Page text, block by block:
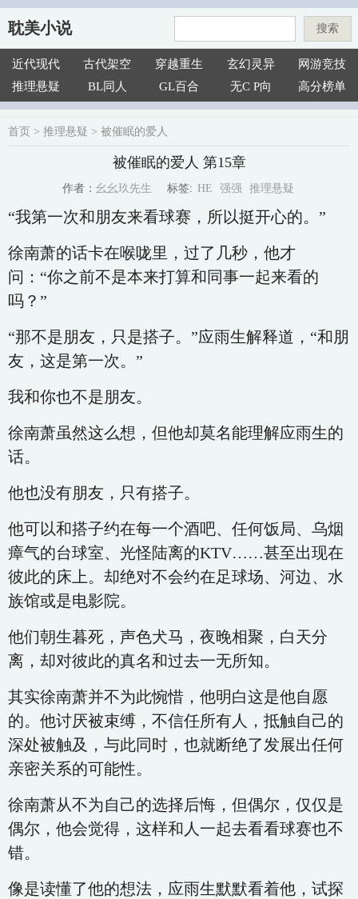
耽美小说 搜索
近代现代 古代架空 穿越重生 玄幻灵异
网游竞技
推理悬疑
BL同人 GL百合 无C P向 高分榜单
首页 > 推理悬疑 > 被催眠的爱人
被催眠的爱人 第15章
作者： 幺幺玖先生 标签: HE 强强 推理悬疑
“我第一次和朋友来看球赛，所以挺开心的。”
徐南萧的话卡在喉咙里，过了几秒，他才
问：“你之前不是本来打算和同事一起来看的
吗？”
“那不是朋友，只是搭子。”应雨生解释道，“和朋
友，这是第一次。”
我和你也不是朋友。
徐南萧虽然这么想，但他却莫名能理解应雨生的
话。
他也没有朋友，只有搭子。
他可以和搭子约在每一个酒吧、任何饭局、乌烟
瘴气的台球室、光怪陆离的KTV……甚至出现在
彼此的床上。却绝对不会约在足球场、河边、水
族馆或是电影院。
他们朝生暮死，声色犬马，夜晚相聚，白天分
离，却对彼此的真名和过去一无所知。
其实徐南萧并不为此惋惜，他明白这是他自愿
的。他讨厌被束缚，不信任所有人，抵触自己的
深处被触及，与此同时，也就断绝了发展出任何
亲密关系的可能性。
徐南萧从不为自己的选择后悔，但偶尔，仅仅是
偶尔，他会觉得，这样和人一起去看看球赛也不
错。
像是读懂了他的想法，应雨生默默看着他，试探